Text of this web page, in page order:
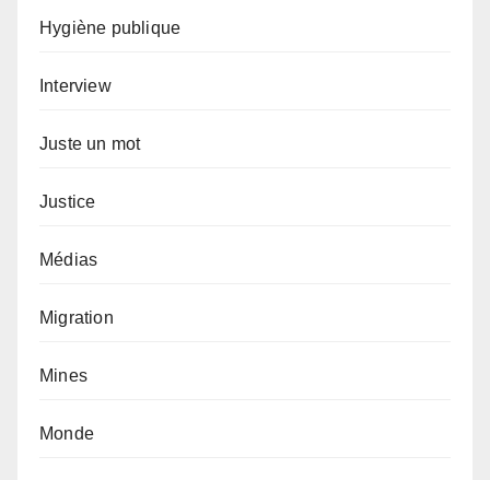
Hygiène publique
Interview
Juste un mot
Justice
Médias
Migration
Mines
Monde